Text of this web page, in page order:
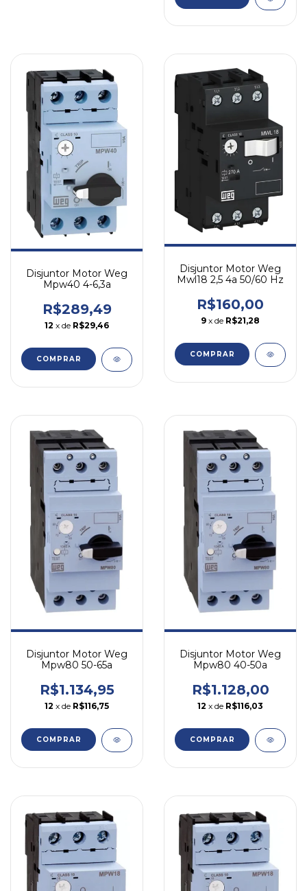
Disjuntor Motor Weg
Mpw40 4-6,3a
R$289,49
12 x de R$29,46
COMPRAR
Disjuntor Motor Weg
Mwl18 2,5 4a 50/60 Hz
R$160,00
9 x de R$21,28
COMPRAR
Disjuntor Motor Weg
Mpw80 50-65a
R$1.134,95
12 x de R$116,75
COMPRAR
Disjuntor Motor Weg
Mpw80 40-50a
R$1.128,00
12 x de R$116,03
COMPRAR